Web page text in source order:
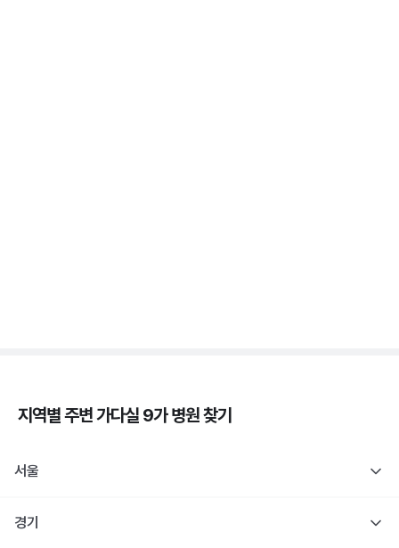
지역별 주변가다실 9가병원 찾기
서울
경기